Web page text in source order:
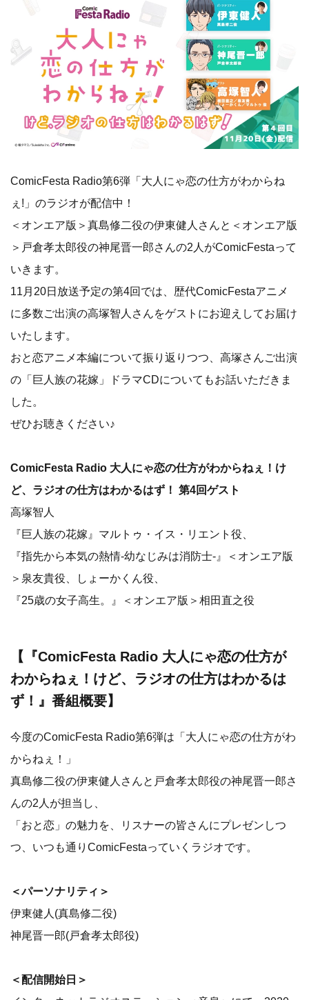
ComicFesta Radio第6弾「大人にゃ恋の仕方がわからね
ぇ!」のラジオが配信中！
＜オンエア版＞真島修二役の伊東健人さんと＜オンエア版
＞戸倉孝太郎役の神尾晋一郎さんの2人がComicFestaって
いきます。
11月20日放送予定の第4回では、歴代ComicFestaアニメ
に多数ご出演の高塚智人さんをゲストにお迎えしてお届け
いたします。
おと恋アニメ本編について振り返りつつ、高塚さんご出演
の「巨人族の花嫁」ドラマCDについてもお話いただきま
した。
ぜひお聴きください♪
ComicFesta Radio 大人にゃ恋の仕方がわからねぇ！け
ど、ラジオの仕方はわかるはず！ 第4回ゲスト
高塚智人
『巨人族の花嫁』マルトゥ・イス・リエント役、
『指先から本気の熱情-幼なじみは消防士-』＜オンエア版
＞泉友貴役、しょーかくん役、
『25歳の女子高生。』＜オンエア版＞相田直之役
【『ComicFesta Radio 大人にゃ恋の仕方が
わからねぇ！けど、ラジオの仕方はわかるは
ず！』番組概要】
今度のComicFesta Radio第6弾は「大人にゃ恋の仕方がわ
からねぇ！」
真島修二役の伊東健人さんと戸倉孝太郎役の神尾晋一郎さ
んの2人が担当し、
「おと恋」の魅力を、リスナーの皆さんにプレゼンしつ
つ、いつも通りComicFestaっていくラジオです。
＜パーソナリティ＞
伊東健人(真島修二役)
神尾晋一郎(戸倉孝太郎役)
＜配信開始日＞